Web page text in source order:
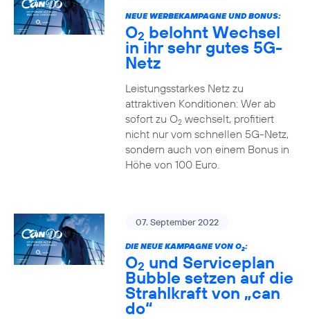
NEUE WERBEKAMPAGNE UND BONUS:
O2 belohnt Wechsel
in ihr sehr gutes 5G-
Netz
Leistungsstarkes Netz zu
attraktiven Konditionen: Wer ab
sofort zu O2wechselt, profitiert
nicht nur vom schnellen 5G-Netz,
sondern auch von einem Bonus in
Höhe von 100 Euro.
07. September 2022
DIE NEUE KAMPAGNE VON O2:
O2 und Serviceplan
Bubble setzen auf die
Strahlkraft von „can
do“